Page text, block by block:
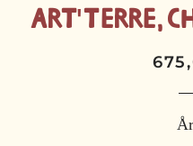
Art'Terre,